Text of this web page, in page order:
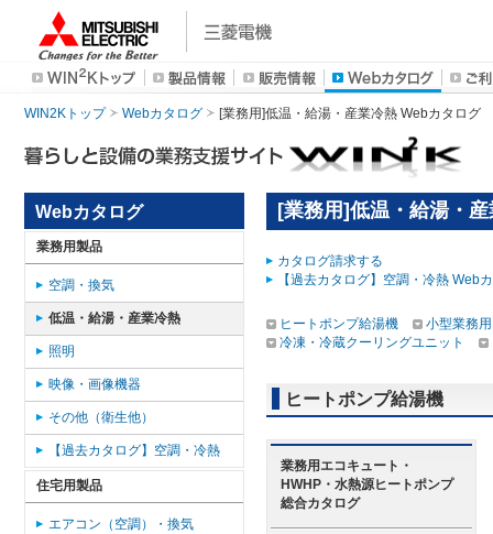
WIN2Kトップ Webカタログ [業務用]低温・給湯・産業冷熱 Webカタログ
[業務用]低温・給湯・
カタログ請求する
【過去カタログ】空調・冷熱 Web
ヒートポンプ給湯機
小型業務
冷凍・冷蔵クーリングユニット
ヒートポンプ給湯機
業務用エコキュート・
HWHP・水熱源ヒートポンプ
総合カタログ
Webカタログ
業務用製品
空調・換気
低温・給湯・産業冷熱
照明
映像・画像機器
その他（衛生他）
【過去カタログ】空調・冷熱
住宅用製品
エアコン（空調）・換気